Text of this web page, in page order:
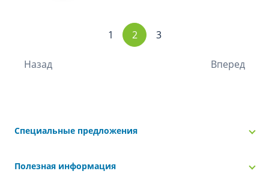
Назад
1 2 3
Вперед
Специальные предложения
Полезная информация